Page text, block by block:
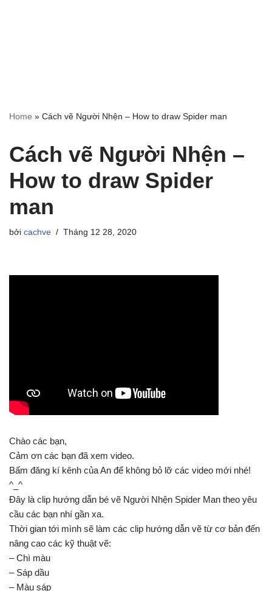
Home » Cách vẽ Người Nhện – How to draw Spider man
Cách vẽ Người Nhện –
How to draw Spider
man
bởi cachve Tháng 12 28, 2020
Chào các bạn,
Cảm ơn các bạn đã xem video.
Bấm đăng kí kênh của An để không bỏ lỡ các video mới nhé!
^_^
Đây là clip hướng dẫn bé vẽ Người Nhện Spider Man theo yêu
cầu các bạn nhí gần xa.
Thời gian tới mình sẽ làm các clip hướng dẫn vẽ từ cơ bản đến
nâng cao các kỹ thuật vẽ:
– Chì màu
– Sáp dầu
– Màu sáp